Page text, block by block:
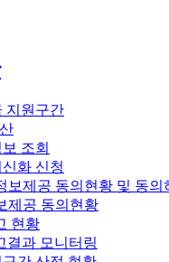
지원구간
조회
화 신청
보제공 동의현황 및 동의
제공 동의현황
현황
결과 모니터링